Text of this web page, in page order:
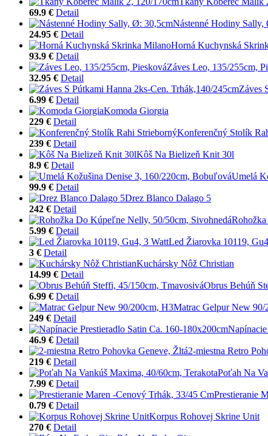
69.9 € Detail
Nástenné Hodiny Sally,
24.95 € Detail
Horná Kuchynská
93.9 € Detail
Záves Leo, 135/255cm,
32.95 € Detail
Záves
6.99 € Detail
Komoda Giorgia
229 € Detail
Konferenčný Stolík
239 € Detail
Kôš Na Bielizeň Knit 30l
8.9 € Detail
Umelá
99.9 € Detail
Drez Blanco Dalago 5
242 € Detail
5.99 € Detail
Led Žiarovka 10119,
3 € Detail
Kuchársky Nôž Christian
14.99 € Detail
Obrus Behúň
6.99 € Detail
Matrac Gelpur New 90/
249 € Detail
46.9 € Detail
2-miestna Retro
219 € Detail
Poťah Na
7.99 € Detail
Prestieranie
0.79 € Detail
Korpus Rohovej Skrine Unit
270 € Detail